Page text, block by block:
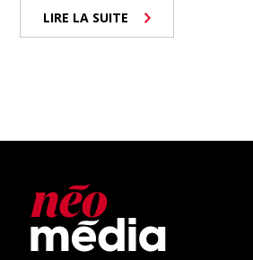
LIRE LA SUITE